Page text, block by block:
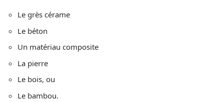
Le grès cérame
Le béton
Un matériau composite
La pierre
Le bois, ou
Le bambou.